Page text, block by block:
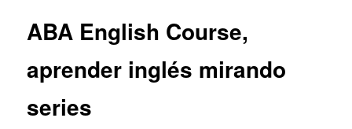
ABA English Course,
aprender inglés mirando
series